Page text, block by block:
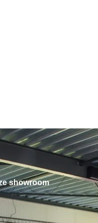
showroom